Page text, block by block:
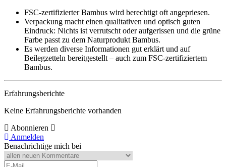
FSC-zertifizierter Bambus wird berechtigt oft angepriesen.
Verpackung macht einen qualitativen und optisch guten
Eindruck: Nichts ist verrutscht oder aufgerissen und die grüne
Farbe passt zu dem Naturprodukt Bambus.
Es werden diverse Informationen gut erklärt und auf
Beilegzetteln bereitgestellt – auch zum FSC-zertifiziertem
Bambus.
Erfahrungsberichte
Keine Erfahrungsberichte vorhanden
Abonnieren
Anmelden
Benachrichtige mich bei